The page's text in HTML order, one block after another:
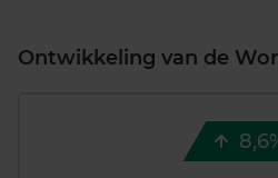
Ontwikkeling van de